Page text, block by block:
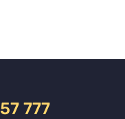
777